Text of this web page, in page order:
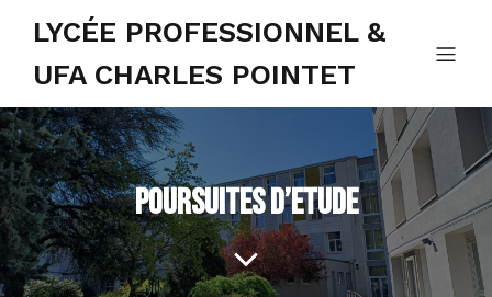
LYCÉE PROFESSIONNEL &
UFA CHARLES POINTET
POURSUITES D’ETUDE